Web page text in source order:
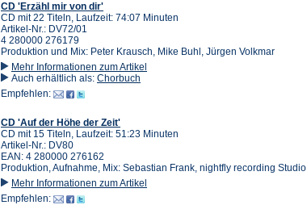
CD 'Erzähl mir von dir'
CD mit 22 Titeln, Laufzeit: 74:07 Minuten
Artikel-Nr.: DV72/01
4 280000 276179
Produktion und Mix: Peter Krausch, Mike Buhl, Jürgen Volkmar
Mehr Informationen zum Artikel
Auch erhältlich als: Chorbuch
Empfehlen:
CD 'Auf der Höhe der Zeit'
CD mit 15 Titeln, Laufzeit: 51:23 Minuten
Artikel-Nr.: DV80
EAN: 4 280000 276162
Produktion, Aufnahme, Mix: Sebastian Frank, nightfly recording Studio
Mehr Informationen zum Artikel
Empfehlen: